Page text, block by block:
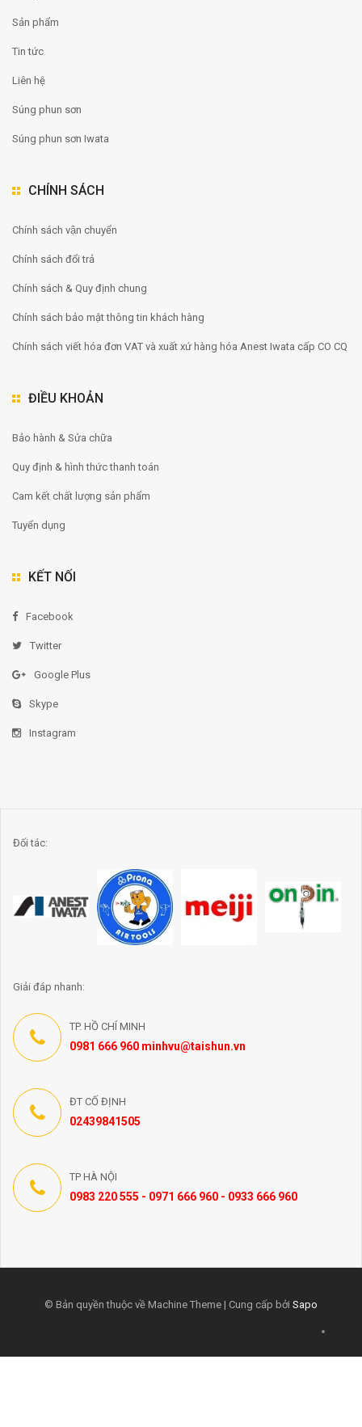
Sản phẩm
Tin tức
Liên hệ
Súng phun sơn
Súng phun sơn Iwata
CHÍNH SÁCH
Chính sách vận chuyển
Chính sách đổi trả
Chính sách & Quy định chung
Chính sách bảo mật thông tin khách hàng
Chính sách viết hóa đơn VAT và xuất xứ hàng hóa Anest Iwata cấp CO CQ
ĐIỀU KHOẢN
Bảo hành & Sửa chữa
Quy định & hình thức thanh toán
Cam kết chất lượng sản phẩm
Tuyển dụng
KẾT NỐI
Facebook
Twitter
Google Plus
Skype
Instagram
Đối tác:
Giải đáp nhanh:
TP. HỒ CHÍ MINH
0981 666 960 minhvu@taishun.vn
ĐT CỐ ĐỊNH
02439841505
TP HÀ NỘI
0983 220 555 - 0971 666 960 - 0933 666 960
© Bản quyền thuộc về Machine Theme | Cung cấp bởi Sapo